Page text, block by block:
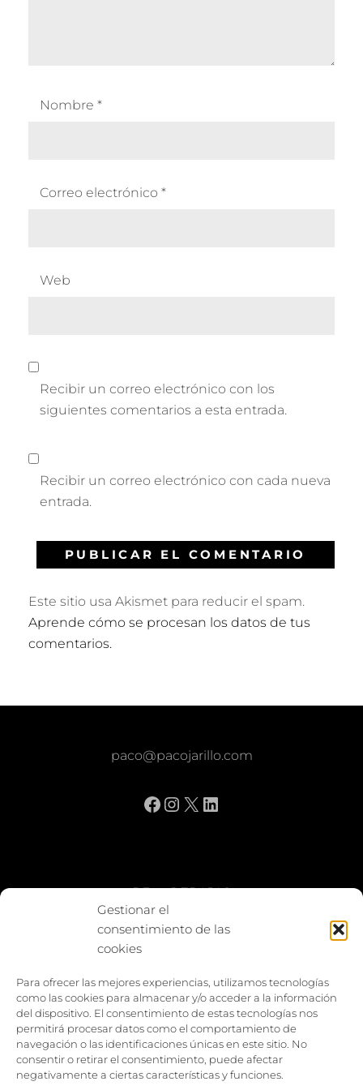
Gestionar el
consentimiento de las
cookies
Para ofrecer las mejores experiencias, utilizamos tecnologías
como las cookies para almacenar y/o acceder a la información
del dispositivo. El consentimiento de estas tecnologías nos
permitirá procesar datos como el comportamiento de
navegación o las identificaciones únicas en este sitio. No
consentir o retirar el consentimiento, puede afectar
negativamente a ciertas características y funciones.
Nombre *
Correo electrónico *
Web
Recibir un correo electrónico con los
siguientes comentarios a esta entrada.
Recibir un correo electrónico con cada nueva
entrada.
Este sitio usa Akismet para reducir el spam.
Aprende cómo se procesan los datos de tus
comentarios.
paco@pacojarillo.com
Facebook
Instagram
X LinkedIn
BE vs REBAJAS
Entes
Capturar y compartir
Vía larga